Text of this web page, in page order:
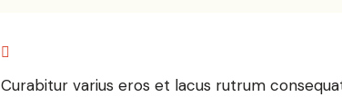
Curabitur varius eros et lacus rutrum